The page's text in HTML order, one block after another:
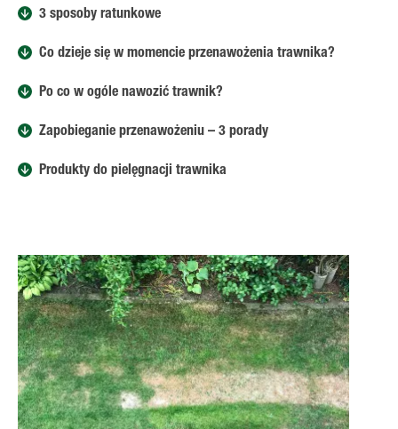
3 sposoby ratunkowe
Co dzieje się w momencie przenawożenia trawnika?
Po co w ogóle nawozić trawnik?
Zapobieganie przenawożeniu – 3 porady
Produkty do pielęgnacji trawnika